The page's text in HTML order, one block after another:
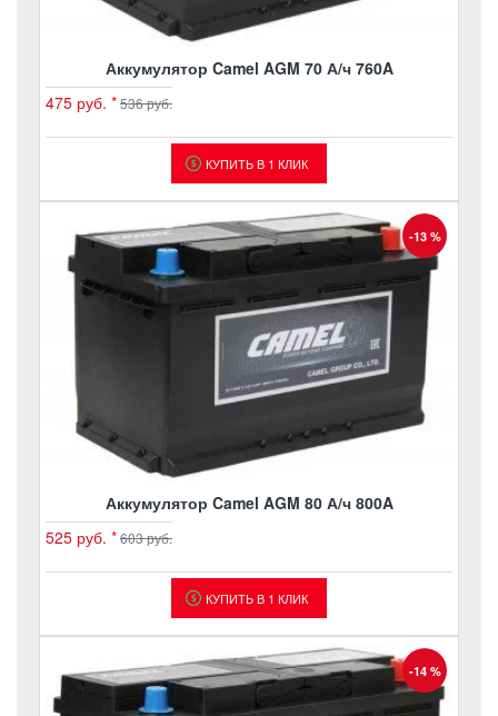
Аккумулятор Camel AGM 70 А/ч 760A
475 руб. *536 руб.
КУПИТЬ В 1 КЛИК
-13 %
Аккумулятор Camel AGM 80 А/ч 800A
525 руб. *603 руб.
КУПИТЬ В 1 КЛИК
-14 %